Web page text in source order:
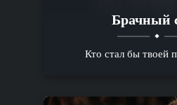
Брачный
Кто стал бы твоей